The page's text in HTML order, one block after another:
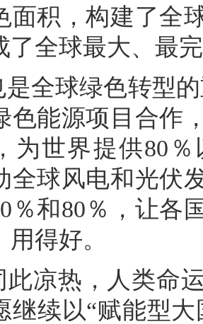
面积，构建了全
了全球最大、最
是全球绿色转型
色能源项目合作
为世界提供80
全球风电和光伏
％和80％，让各
得好。
此凉热，人类命
继续以“赋能型